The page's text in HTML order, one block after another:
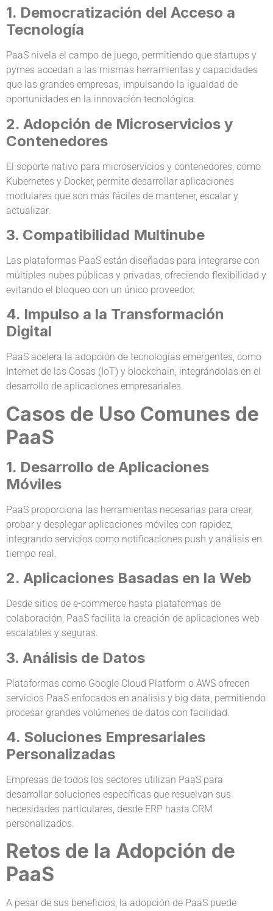
1. Democratización del Acceso a
Tecnología
PaaS nivela el campo de juego, permitiendo que startups y
pymes accedan a las mismas herramientas y capacidades
que las grandes empresas, impulsando la igualdad de
oportunidades en la innovación tecnológica.
2. Adopción de Microservicios y
Contenedores
El soporte nativo para microservicios y contenedores, como
Kubernetes y Docker, permite desarrollar aplicaciones
modulares que son más fáciles de mantener, escalar y
actualizar.
3. Compatibilidad Multinube
Las plataformas PaaS están diseñadas para integrarse con
múltiples nubes públicas y privadas, ofreciendo flexibilidad y
evitando el bloqueo con un único proveedor.
4. Impulso a la Transformación
Digital
PaaS acelera la adopción de tecnologías emergentes, como
Internet de las Cosas (IoT) y blockchain, integrándolas en el
desarrollo de aplicaciones empresariales.
Casos de Uso Comunes de
PaaS
1. Desarrollo de Aplicaciones
Móviles
PaaS proporciona las herramientas necesarias para crear,
probar y desplegar aplicaciones móviles con rapidez,
integrando servicios como notificaciones push y análisis en
tiempo real.
2. Aplicaciones Basadas en la Web
Desde sitios de e-commerce hasta plataformas de
colaboración, PaaS facilita la creación de aplicaciones web
escalables y seguras.
3. Análisis de Datos
Plataformas como Google Cloud Platform o AWS ofrecen
servicios PaaS enfocados en análisis y big data, permitiendo
procesar grandes volúmenes de datos con facilidad.
4. Soluciones Empresariales
Personalizadas
Empresas de todos los sectores utilizan PaaS para
desarrollar soluciones específicas que resuelvan sus
necesidades particulares, desde ERP hasta CRM
personalizados.
Retos de la Adopción de
PaaS
A pesar de sus beneficios, la adopción de PaaS puede